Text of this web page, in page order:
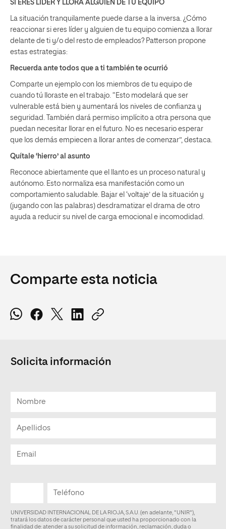
SI ERES LÍDER Y LLORA ALGUIEN DE TU EQUIPO
La situación tranquilamente puede darse a la inversa. ¿Cómo
reaccionar si eres líder y alguien de tu equipo comienza a llorar
delante de ti y/o del resto de empleados? Patterson propone
estas estrategias:
Recuerda ante todos que a ti también te ocurrió
Comparte un ejemplo con los miembros de tu equipo de
cuando tú lloraste en el trabajo. “Esto modelará que ser
vulnerable está bien y aumentará los niveles de confianza y
seguridad. También dará permiso implícito a otra persona que
puedan necesitar llorar en el futuro. No es necesario esperar
que los demás empiecen a llorar antes de comenzar”, destaca.
Quítale ‘hierro’ al asunto
Reconoce abiertamente que el llanto es un proceso natural y
autónomo. Esto normaliza esa manifestación como un
comportamiento saludable. Bajar el ‘voltaje’ de la situación y
(jugando con las palabras) desdramatizar el drama de otro
ayuda a reducir su nivel de carga emocional e incomodidad.
Comparte esta noticia
Solicita información